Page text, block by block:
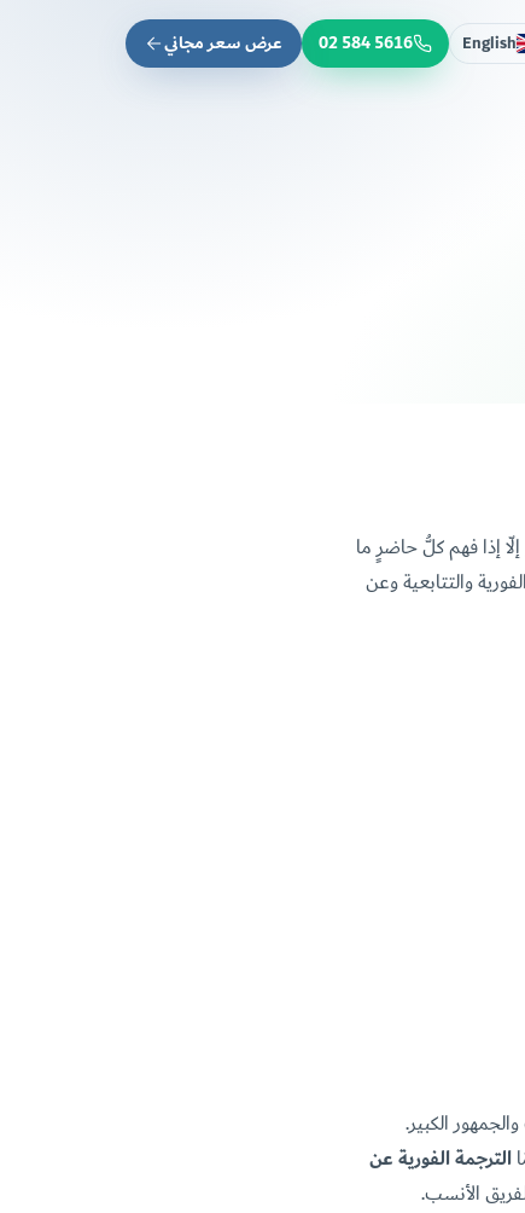
English
02 584 5616 عرض سعر مجاني
إذا فهم كلُّ حاضرٍ ما
والتتابعية وعن
الكبير.
الترجمة الفورية عن
الأنسب.